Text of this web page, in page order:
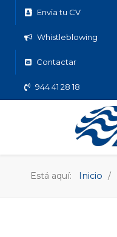
Envia tu CV
Whistleblowing
Contactar
944 41 28 18
Está aquí: Inicio